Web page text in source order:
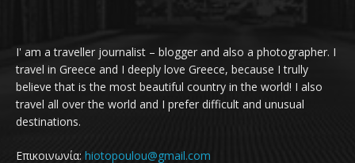
I' am a traveller journalist – blogger and also a photographer. I
travel in Greece and I deeply love Greece, because I trully
believe that is the most beautiful country in the world! I also
travel all over the world and I prefer difficult and unusual
destinations.
Επικοινωνία: hiotopoulou@gmail.com